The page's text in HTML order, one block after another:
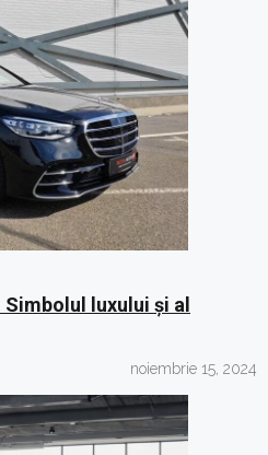
luxului și al
noiembrie 15, 2024